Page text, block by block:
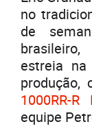
no
de
estreia
produção,
1000RR-
equipe